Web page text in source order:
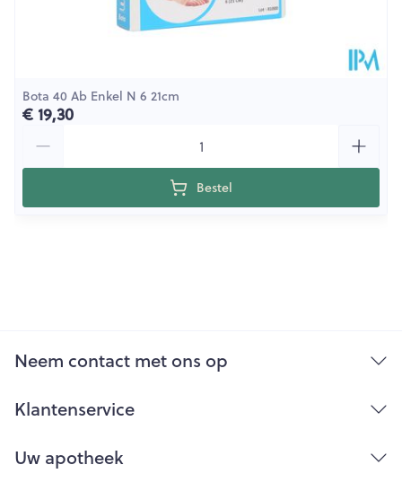
Bota 40 Ab Enkel N 6 21cm
€ 19,30
Bestel
Neem contact met ons op
Klantenservice
Uw apotheek